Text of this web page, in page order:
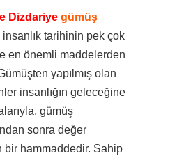
Dizdariye gümüş
insanlık tarihinin pek çok
en önemli maddelerden
yapılmış olan
insanlığın geleceğine
gümüş
sonra değer
bir hammaddedir. Sahip